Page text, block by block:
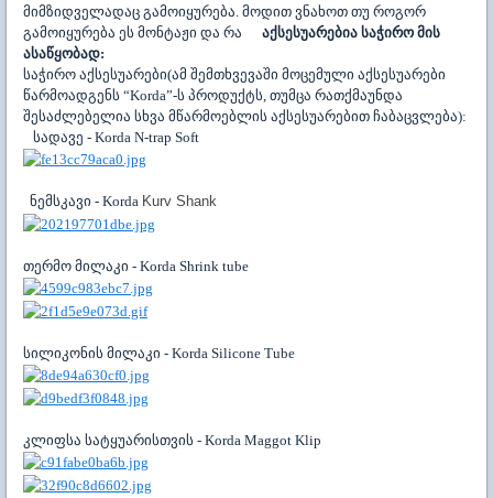
მიმზიდველადაც გამოიყურება. მოდით ვნახოთ თუ როგორ
გამოიყურება ეს მონტაჟი და რა აქსესუარებია საჭირო მის
ასაწყობად:
საჭირო აქსესუარები(ამ შემთხვევაში მოცემული აქსესუარები
წარმოადგენს “Korda”-ს პროდუქტს, თუმცა რათქმაუნდა
შესაძლებელია სხვა მწარმოებლის აქსესუარებით ჩაბაცვლება):
სადავე - Korda N-trap Soft
ნემსკავი - Korda Kurv Shank
თერმო მილაკი - Korda Shrink tube
სილიკონის მილაკი - Korda Silicone Tube
კლიფსა სატყუარისთვის - Korda Maggot Klip